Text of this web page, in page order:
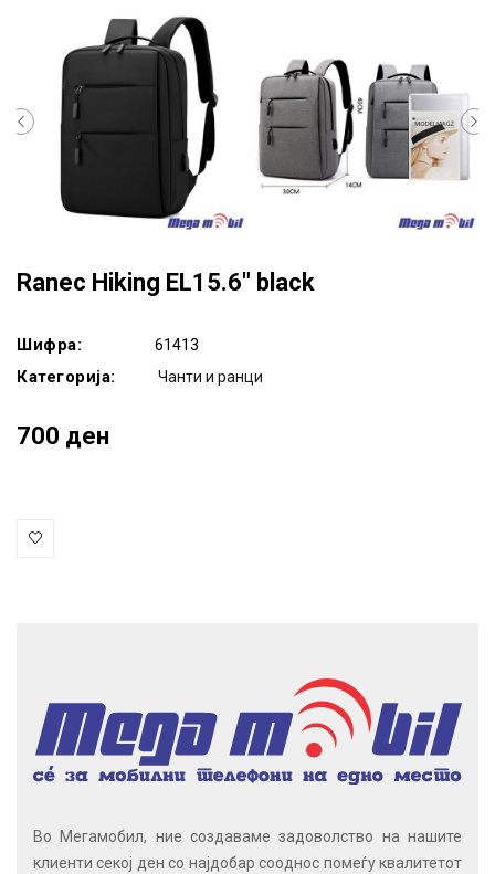
Ranec Hiking EL15.6" black
Шифра: 61413
Категорија: Чанти и ранци
700 ден
Во Мегамобил, ние создаваме задоволство на нашите
клиенти секој ден со најдобар сооднос помеѓу квалитетот